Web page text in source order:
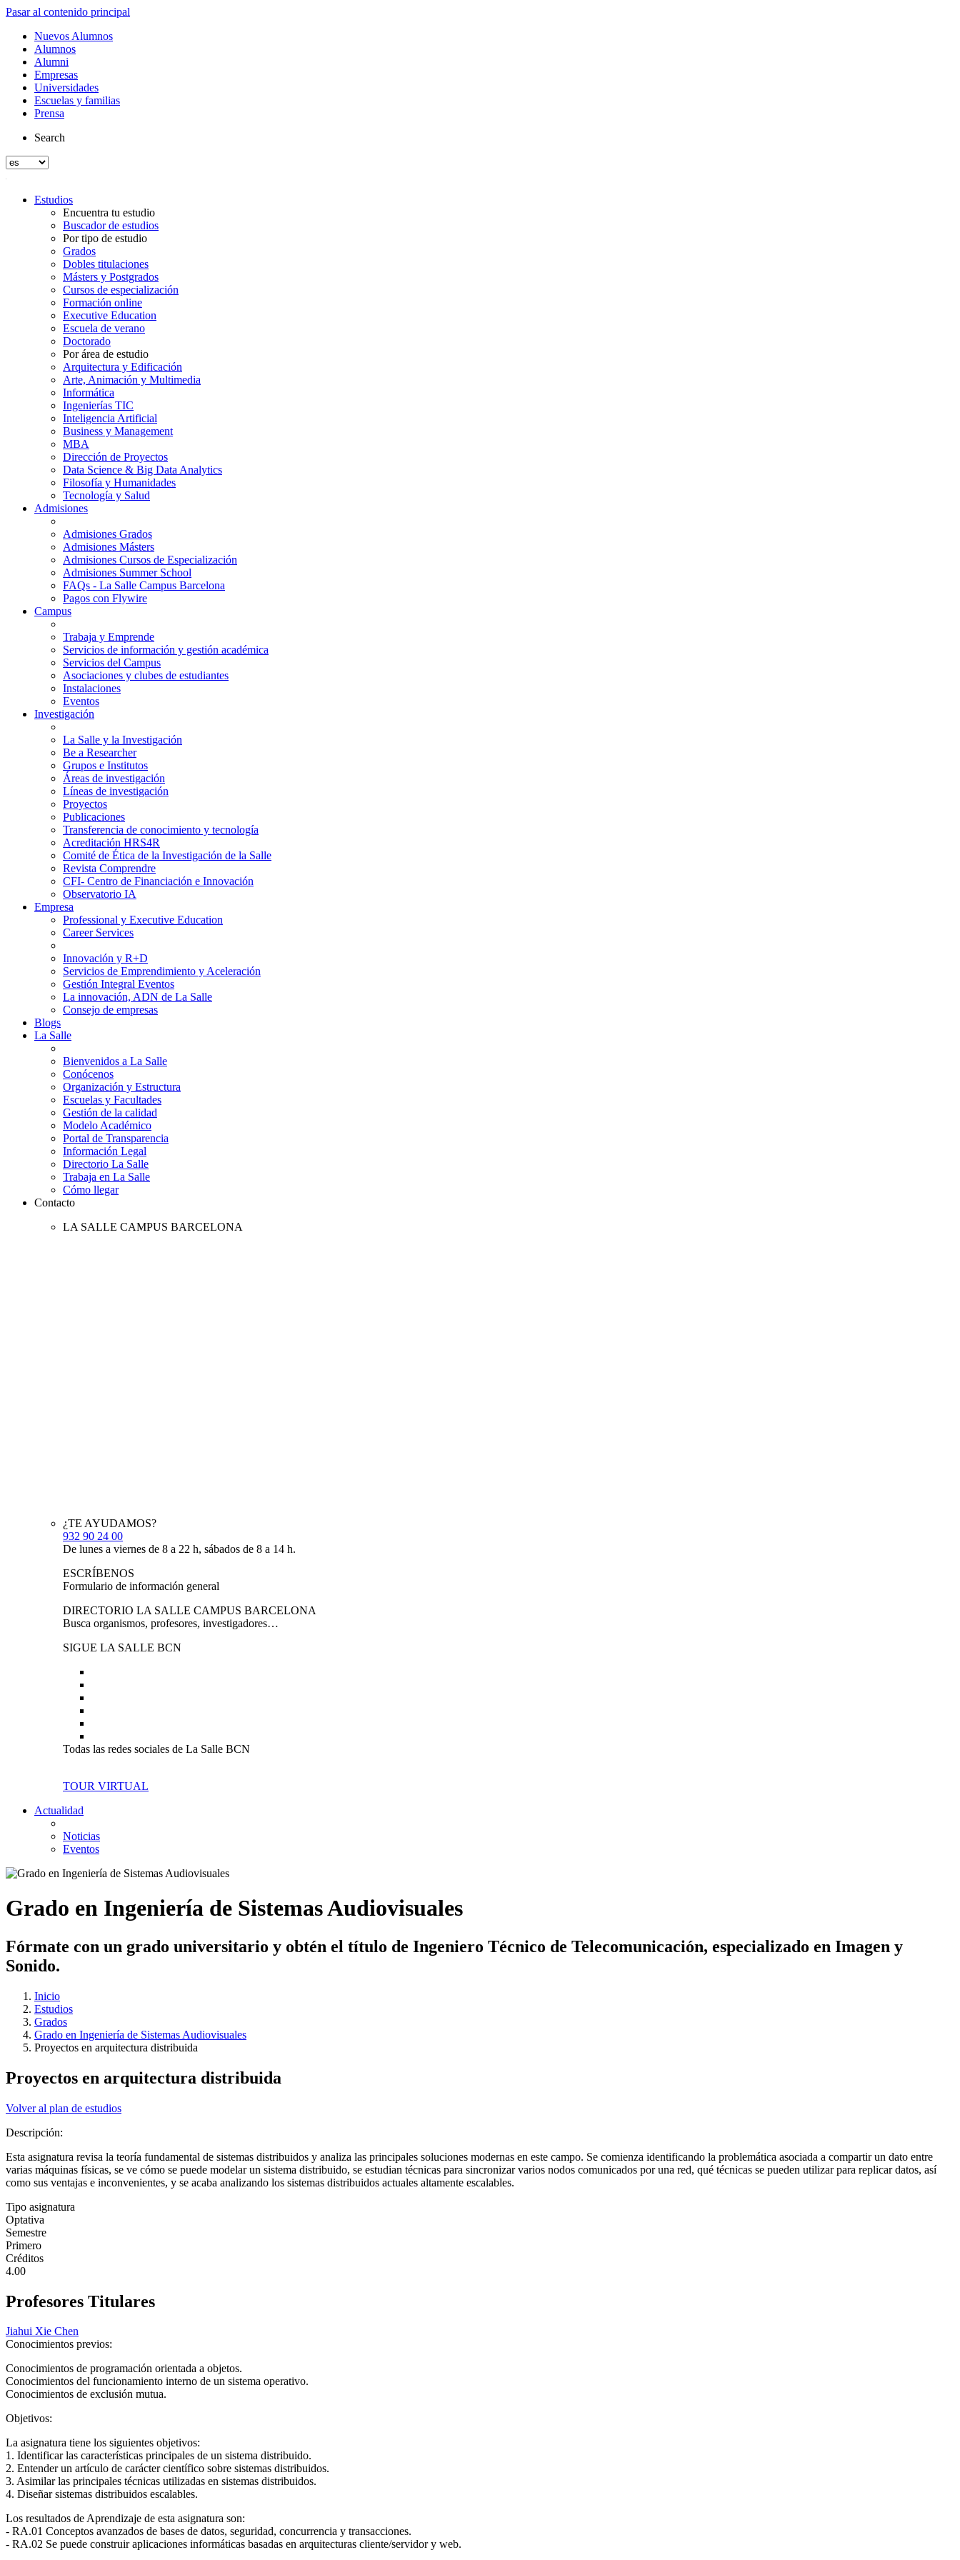
Pasar al contenido principal
Nuevos Alumnos
Alumnos
Alumni
Empresas
Universidades
Escuelas y familias
Prensa
Search
Estudios
Encuentra tu estudio
Buscador de estudios
Por tipo de estudio
Grados
Dobles titulaciones
Másters y Postgrados
Cursos de especialización
Formación online
Executive Education
Escuela de verano
Doctorado
Por área de estudio
Arquitectura y Edificación
Arte, Animación y Multimedia
Informática
Ingenierías TIC
Inteligencia Artificial
Business y Management
MBA
Dirección de Proyectos
Data Science & Big Data Analytics
Filosofía y Humanidades
Tecnología y Salud
Admisiones
Admisiones Grados
Admisiones Másters
Admisiones Cursos de Especialización
Admisiones Summer School
FAQs - La Salle Campus Barcelona
Pagos con Flywire
Campus
Trabaja y Emprende
Servicios de información y gestión académica
Servicios del Campus
Asociaciones y clubes de estudiantes
Instalaciones
Eventos
Investigación
La Salle y la Investigación
Be a Researcher
Grupos e Institutos
Áreas de investigación
Líneas de investigación
Proyectos
Publicaciones
Transferencia de conocimiento y tecnología
Acreditación HRS4R
Comité de Ética de la Investigación de la Salle
Revista Comprendre
CFI- Centro de Financiación e Innovación
Observatorio IA
Empresa
Professional y Executive Education
Career Services
Innovación y R+D
Servicios de Emprendimiento y Aceleración
Gestión Integral Eventos
La innovación, ADN de La Salle
Consejo de empresas
Blogs
La Salle
Bienvenidos a La Salle
Conócenos
Organización y Estructura
Escuelas y Facultades
Gestión de la calidad
Modelo Académico
Portal de Transparencia
Información Legal
Directorio La Salle
Trabaja en La Salle
Cómo llegar
Contacto
LA SALLE CAMPUS BARCELONA
¿TE AYUDAMOS?
932 90 24 00
De lunes a viernes de 8 a 22 h, sábados de 8 a 14 h.
ESCRÍBENOS
Formulario de información general
DIRECTORIO LA SALLE CAMPUS BARCELONA
Busca organismos, profesores, investigadores…
SIGUE LA SALLE BCN
Todas las redes sociales de La Salle BCN
TOUR VIRTUAL
Actualidad
Noticias
Eventos
Grado en Ingeniería de Sistemas Audiovisuales
Fórmate con un grado universitario y obtén el título de Ingeniero Técnico de Telecomunicación, especializado en Imagen y
Sonido.
Inicio
Estudios
Grados
Grado en Ingeniería de Sistemas Audiovisuales
Proyectos en arquitectura distribuida
Proyectos en arquitectura distribuida
Volver al plan de estudios
Descripción:
Esta asignatura revisa la teoría fundamental de sistemas distribuidos y analiza las principales soluciones modernas en este campo. Se comienza identificando la problemática asociada a compartir un dato entre
varias máquinas físicas, se ve cómo se puede modelar un sistema distribuido, se estudian técnicas para sincronizar varios nodos comunicados por una red, qué técnicas se pueden utilizar para replicar datos, así
como sus ventajas e inconvenientes, y se acaba analizando los sistemas distribuidos actuales altamente escalables.
Tipo asignatura
Optativa
Semestre
Primero
Créditos
4.00
Profesores Titulares
Jiahui Xie Chen
Conocimientos previos:
Conocimientos de programación orientada a objetos.
Conocimientos del funcionamiento interno de un sistema operativo.
Conocimientos de exclusión mutua.
Objetivos:
La asignatura tiene los siguientes objetivos:
1. Identificar las características principales de un sistema distribuido.
2. Entender un artículo de carácter científico sobre sistemas distribuidos.
3. Asimilar las principales técnicas utilizadas en sistemas distribuidos.
4. Diseñar sistemas distribuidos escalables.
Los resultados de Aprendizaje de esta asignatura son:
- RA.01 Conceptos avanzados de bases de datos, seguridad, concurrencia y transacciones.
- RA.02 Se puede construir aplicaciones informáticas basadas en arquitecturas cliente/servidor y web.